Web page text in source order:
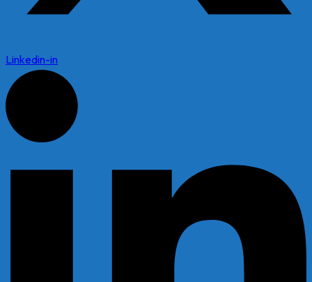
Linkedin-in